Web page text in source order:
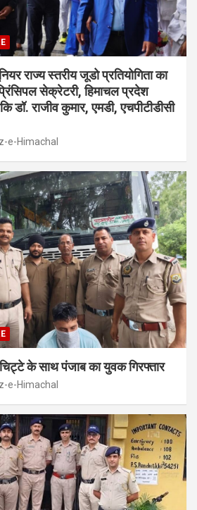
राज्य स्तरीय जूडो प्रतियोगिता का
सेक्रेटरी, हिमाचल प्रदेश
डॉ. राजीव कुमार, एमडी, एचपीटीडीसी
e-Himachal
के साथ पंजाब का युवक गिरफ्तार
e-Himachal